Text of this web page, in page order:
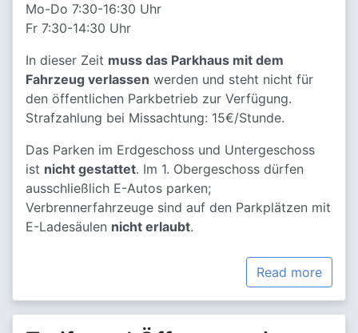
Mo-Do 7:30-16:30 Uhr
Fr 7:30-14:30 Uhr
In dieser Zeit muss das Parkhaus mit dem
Fahrzeug verlassen werden und steht nicht für
den öffentlichen Parkbetrieb zur Verfügung.
Strafzahlung bei Missachtung: 15€/Stunde.
Das Parken im Erdgeschoss und Untergeschoss
ist nicht gestattet. Im 1. Obergeschoss dürfen
ausschließlich E-Autos parken;
Verbrennerfahrzeuge sind auf den Parkplätzen mit
E-Ladesäulen nicht erlaubt.
Read more